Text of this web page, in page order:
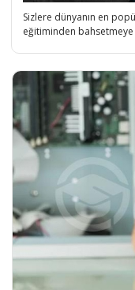
Sizlere dünyanın en
eğitiminden